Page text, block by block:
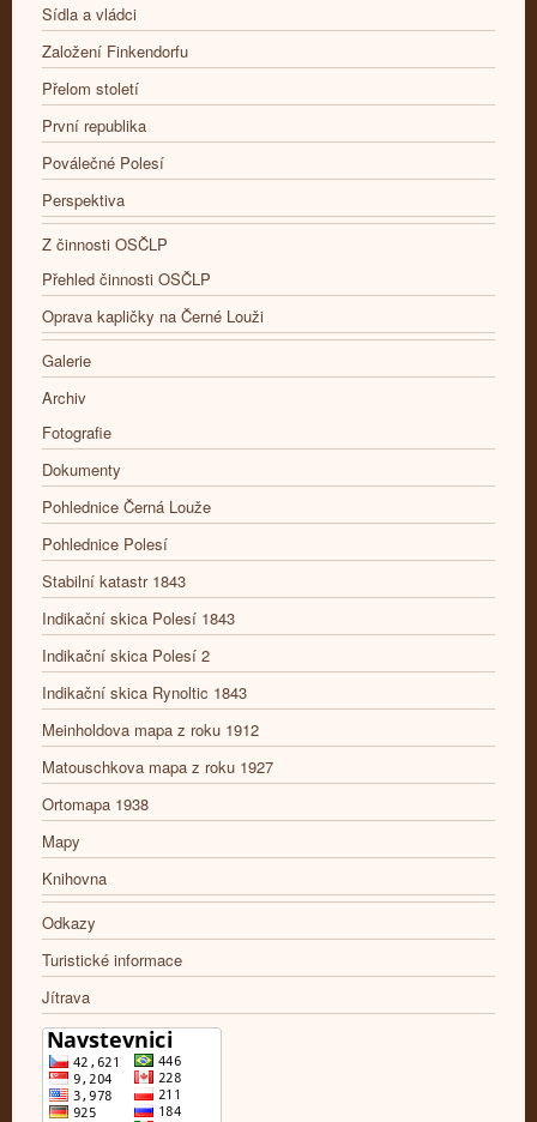
Sídla a vládci
Založení Finkendorfu
Přelom století
První republika
Poválečné Polesí
Perspektiva
Z činnosti OSČLP
Přehled činnosti OSČLP
Oprava kapličky na Černé Louži
Galerie
Archiv
Fotografie
Dokumenty
Pohlednice Černá Louže
Pohlednice Polesí
Stabilní katastr 1843
Indikační skica Polesí 1843
Indikační skica Polesí 2
Indikační skica Rynoltic 1843
Meinholdova mapa z roku 1912
Matouschkova mapa z roku 1927
Ortomapa 1938
Mapy
Knihovna
Odkazy
Turistické informace
Jítrava